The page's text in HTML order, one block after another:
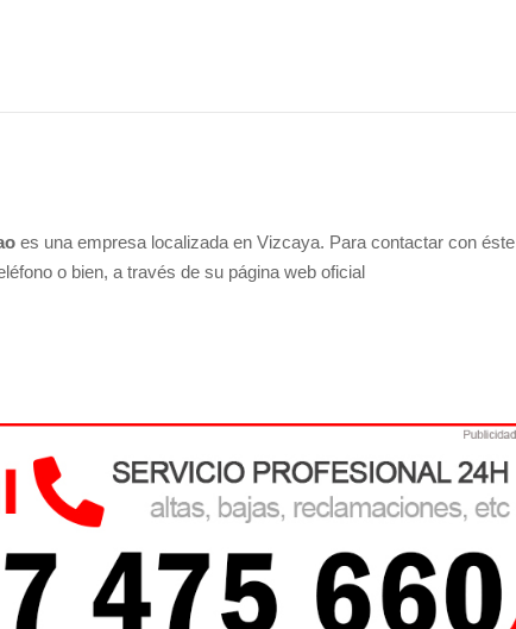
es una empresa localizada en Vizcaya. Para contactar con éste
o bien, a través de su página web oficial